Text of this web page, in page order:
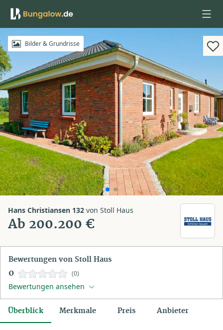
Anmelden
Bilder & Grundrisse
Hans Christiansen 132 von Stoll Haus
Ab 200.200 €
Bewertungen von Stoll Haus
0 (0)
Bewertungen ansehen
Überblick Merkmale Preis Anbieter